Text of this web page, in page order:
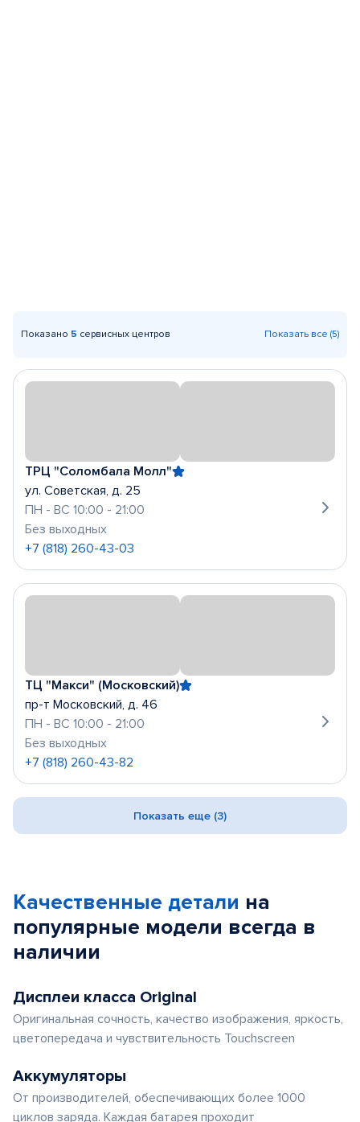
Показано 5 сервисных центров Показать все (5)
ТРЦ "Соломбала Молл"
ул. Советская, д. 25
ПН - ВС 10:00 - 21:00
Без выходных
+7 (818) 260-43-03
ТЦ "Макси" (Московский)
пр-т Московский, д. 46
ПН - ВС 10:00 - 21:00
Без выходных
+7 (818) 260-43-82
Показать еще (3)
Качественные детали на
популярные модели всегда в
наличии
Дисплеи класса Original
Оригинальная сочность, качество изображения, яркость,
цветопередача и чувствительность Touchscreen
Аккумуляторы
От производителей, обеспечивающих более 1000
циклов заряда. Каждая батарея проходит